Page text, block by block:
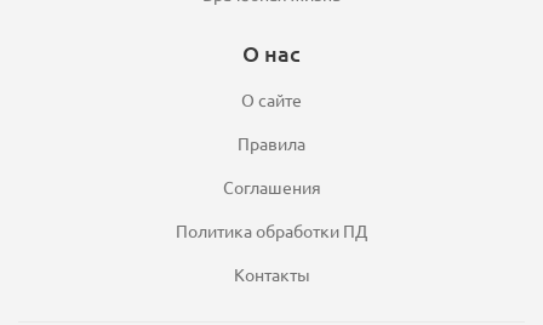
О нас
О сайте
Правила
Соглашения
Политика обработки ПД
Контакты